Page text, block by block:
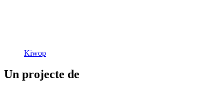
Kiwop
Un projecte de